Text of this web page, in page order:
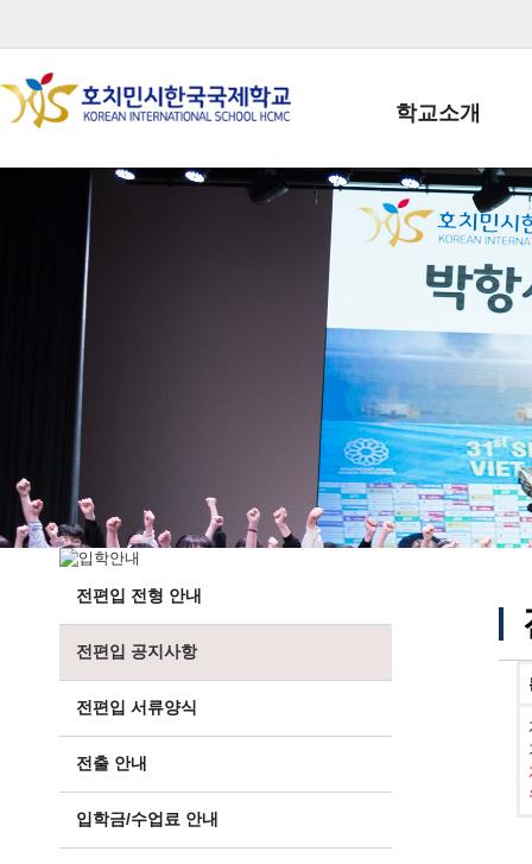
학교소개
학교장인사말
학생회장인사말
학교상징
학교 CI
교직원현황
학생현황
위치/전화
전경사진
전편입 전형 안내
전편입 공지사항
전편입 서류양식
전출 안내
입학금/수업료 안내